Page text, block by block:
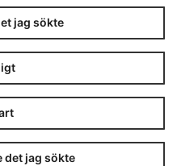
jag sökte
det jag sökte